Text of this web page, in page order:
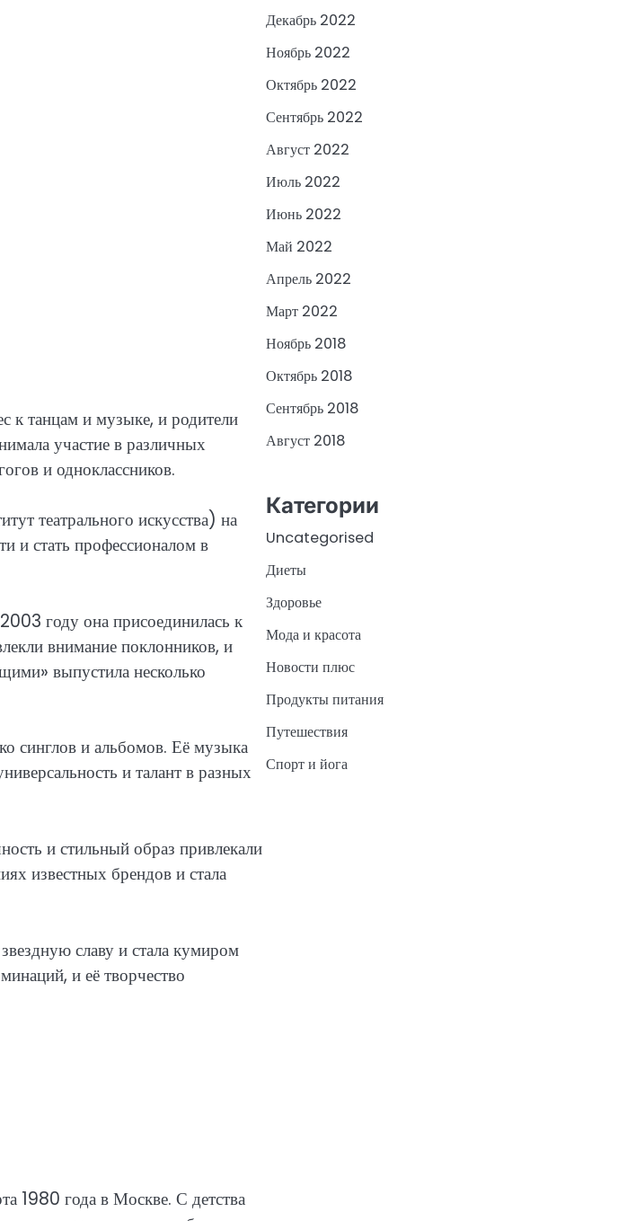
к танцам и музыке, и родители
участие в различных
и одноклассников.
театрального искусства) на
и стать профессионалом в
году она присоединилась к
внимание поклонников, и
выпустила несколько
синглов и альбомов. Её музыка
и талант в разных
и стильный образ привлекали
известных брендов и стала
славу и стала кумиром
и её творчество
1980 года в Москве. С детства
Декабрь 2022
Ноябрь 2022
Октябрь 2022
Сентябрь 2022
Август 2022
Июль 2022
Июнь 2022
Май 2022
Апрель 2022
Март 2022
Ноябрь 2018
Октябрь 2018
Сентябрь 2018
Август 2018
Категории
Uncategorised
Диеты
Здоровье
Мода и красота
Новости плюс
Продукты питания
Путешествия
Спорт и йога